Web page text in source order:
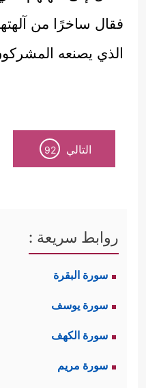
فقال ساخرًا من
الذي يصنعه
التالي 92
روابط سريعة :
سورة البقرة
سورة يوسف
سورة الكهف
سورة مريم